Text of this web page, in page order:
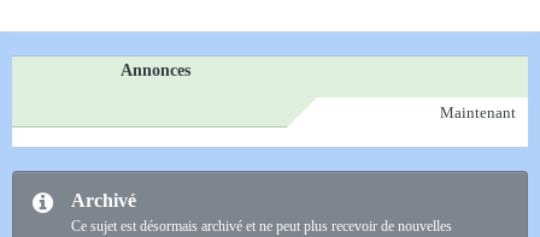
Annonces
Maintenant
Archivé
Ce sujet est désormais archivé et ne peut plus recevoir de nouvelles